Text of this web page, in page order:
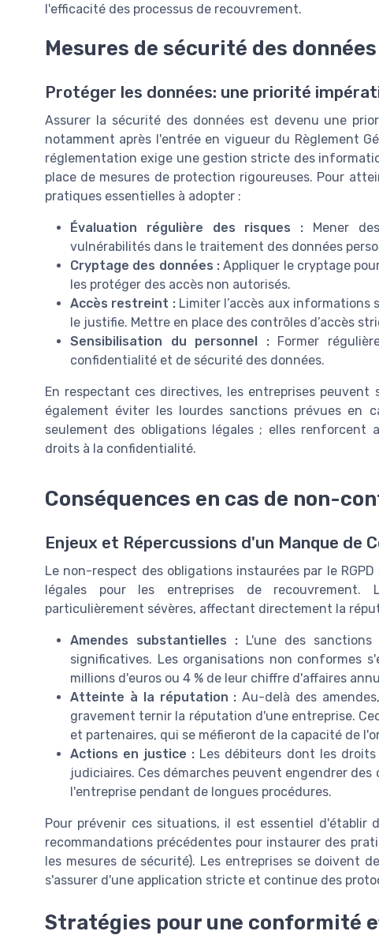
l'efficacité des processus de recouvrement.
Mesures de sécurité des données
Protéger les données: une priorité
Assurer la sécurité des données est devenu une
notamment après l'entrée en vigueur du Règlement
réglementation exige une gestion stricte des
place de mesures de protection rigoureuses. Pour
pratiques essentielles à adopter :
Évaluation régulière des risques : Mener
vulnérabilités dans le traitement des données
Cryptage des données : Appliquer le cryptage
les protéger des accès non autorisés.
Accès restreint :Limiter l’accès aux informations
le justifie. Mettre en place des contrôles d’accès
Sensibilisation du personnel :Former
confidentialité et de sécurité des données.
En respectant ces directives, les entreprises
également éviter les lourdes sanctions prévues en
seulement des obligations légales ; elles
droits à la confidentialité.
Conséquences en cas de non-
Enjeux et Répercussions d'un Manque de
Le non-respect des obligations instaurées par le
légales pour les entreprises de recouvrement.
particulièrement sévères, affectant directement la
Amendes substantielles : L'une des
significatives. Les organisations non conformes
millions d'euros ou 4 % de leur chiffre d'affaires
Atteinte à la réputation : Au-delà des
gravement ternir la réputation d'une entreprise.
et partenaires, qui se méfieront de la capacité de
Actions en justice :Les débiteurs dont les
judiciaires. Ces démarches peuvent engendrer
l'entreprise pendant de longues procédures.
Pour prévenir ces situations, il est essentiel d'établir
recommandations précédentes pour instaurer des
les mesures de sécurité). Les entreprises se doivent
s'assurer d'une application stricte et continue des
Stratégies pour une conformité